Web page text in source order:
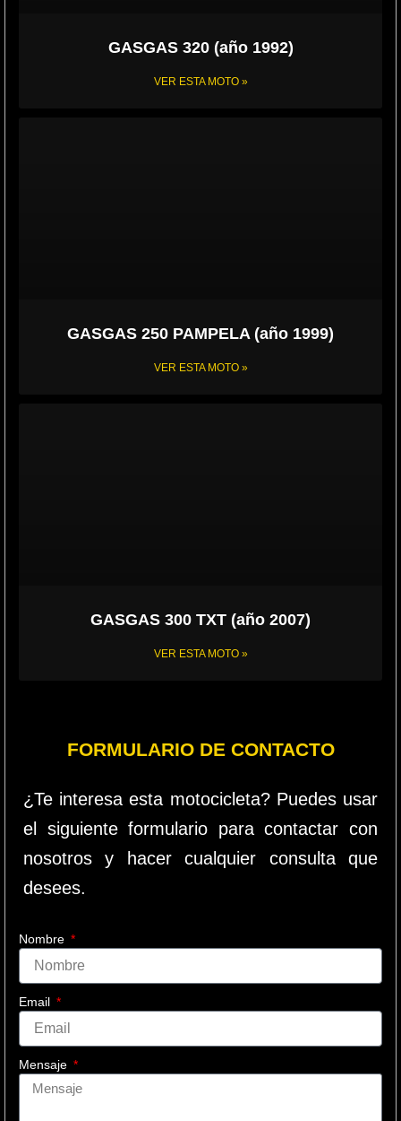
GASGAS 320 (año 1992)
VER ESTA MOTO »
GASGAS 250 PAMPELA (año 1999)
VER ESTA MOTO »
GASGAS 300 TXT (año 2007)
VER ESTA MOTO »
FORMULARIO DE CONTACTO
¿Te interesa esta motocicleta? Puedes usar
el siguiente formulario para contactar con
nosotros y hacer cualquier consulta que
desees.
Nombre
Email
Mensaje